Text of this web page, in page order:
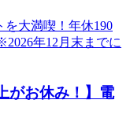
がお休み！】電